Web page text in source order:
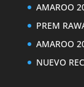
AMAROO
PREM
AMAROO
NUEVO